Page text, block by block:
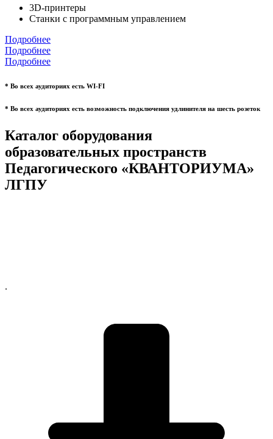
3D-принтеры
Станки с программным управлением
Подробнее
Подробнее
Подробнее
* Во всех аудиториях есть WI-FI
* Во всех аудиториях есть возможность подключения удлинителя на шесть розеток
Каталог оборудования
образовательных пространств
Педагогического «КВАНТОРИУМА»
ЛГПУ
.